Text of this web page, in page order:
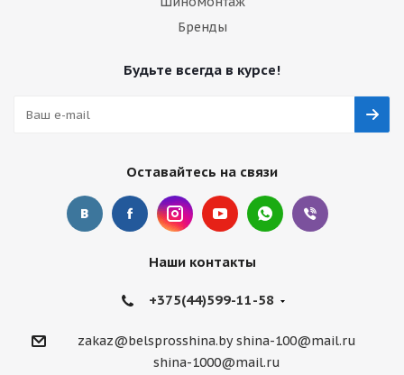
Бренды
Будьте всегда в курсе!
Оставайтесь на связи
Наши контакты
+375(44)599-11-58
zakaz@belsprosshina.by shina-100@mail.ru
shina-1000@mail.ru